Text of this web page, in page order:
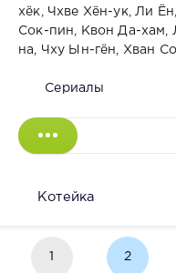
хёк, Чхве Хён-ук, Ли
Сок-пин, Квон Да-
на, Чху Ын-гён, Хван
Сериалы
Котейка
2